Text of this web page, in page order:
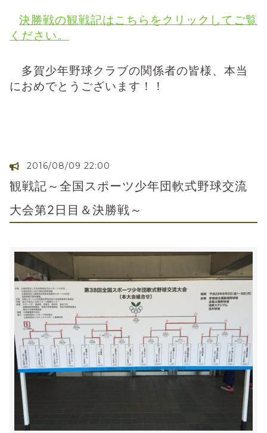
決勝戦の観戦記はこちらをクリックしてご覧
ください。
多賀少年野球クラブの関係者の皆様、本当
におめでとうございます！！
2016/08/09 22:00
観戦記～全国スポーツ少年団軟式野球交流
大会第2日目＆決勝戦～